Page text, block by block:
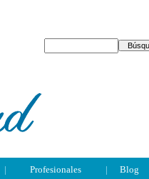
| Profesionales | Blog